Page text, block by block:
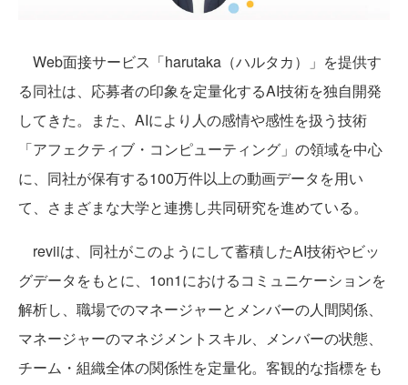
Web面接サービス「harutaka（ハルタカ）」を提供す
る同社は、応募者の印象を定量化するAI技術を独自開発
してきた。また、AIにより人の感情や感性を扱う技術
「アフェクティブ・コンピューティング」の領域を中心
に、同社が保有する100万件以上の動画データを用い
て、さまざまな大学と連携し共同研究を進めている。
reviiは、同社がこのようにして蓄積したAI技術やビッ
グデータをもとに、1on1におけるコミュニケーションを
解析し、職場でのマネージャーとメンバーの人間関係、
マネージャーのマネジメントスキル、メンバーの状態、
チーム・組織全体の関係性を定量化。客観的な指標をも